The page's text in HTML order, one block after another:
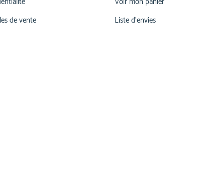
de vente
Liste d'envies